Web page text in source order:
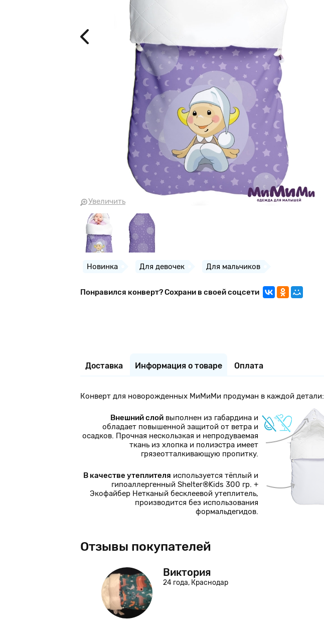
Увеличить
Новинка Для девочек Для мальчиков
Понравился конверт? Сохрани в своей соцсети
Доставка Информация о товаре Оплата
Конверт для новорожденных МиМиМи продуман в каждой детали:
Внешний слой выполнен из габардина и
обладает повышенной защитой от ветра и
осадков. Прочная нескользкая и непродуваемая
ткань из хлопка и полиэстра имеет
грязеотталкивающую пропитку.
В качестве утеплителя используется тёплый и
гипоаллергенный Shelter®Kids 300 гр. +
Экофайбер Нетканый бесклеевой утеплитель,
производится без использования
формальдегидов.
Отзывы покупателей
Виктория
24 года, Краснодар